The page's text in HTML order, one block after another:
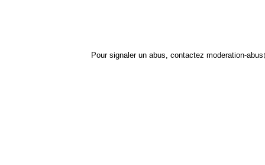
Pour signaler un abus, contactez moderation-